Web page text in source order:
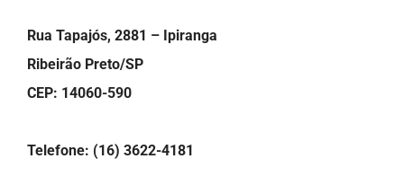
Rua Tapajós, 2881 – Ipiranga
Ribeirão Preto/SP
CEP: 14060-590
Telefone: (16) 3622-4181